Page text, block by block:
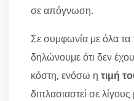
σε απόγνωση.
Σε συμφωνία με όλα
δηλώνουμε ότι δεν
κόστη, ενόσω η τιμή
διπλασιαστεί σε